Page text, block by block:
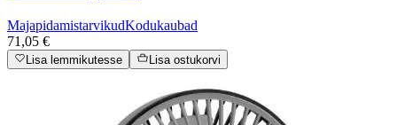
MajapidamistarvikudKodukaubad
71,05 €
Lisa lemmikutesse Lisa ostukorvi